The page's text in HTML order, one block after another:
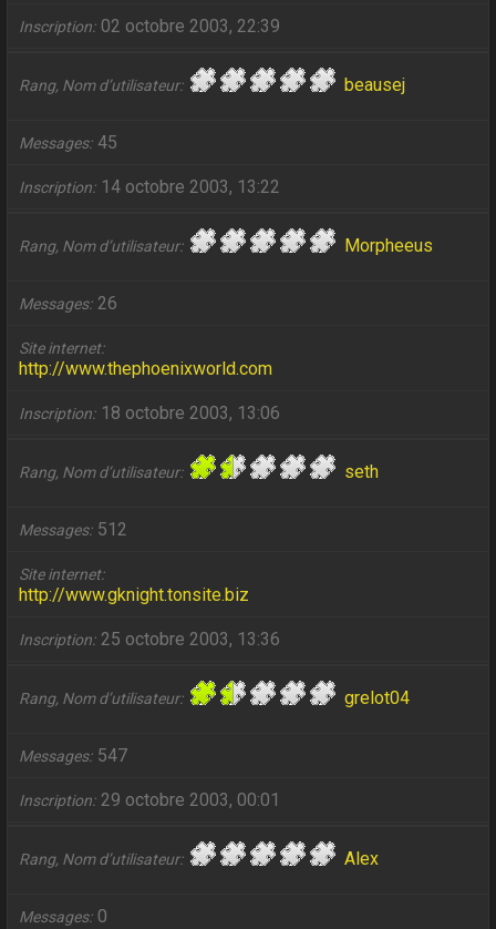
Inscription 02 octobre 2003, 22:39
Rang, Nom d’utilisateur beausej
Messages 45
Inscription 14 octobre 2003, 13:22
Rang, Nom d’utilisateur Morpheeus
Messages 26
Site internet
http://www.thephoenixworld.com
Inscription 18 octobre 2003, 13:06
Rang, Nom d’utilisateur seth
Messages 512
Site internet
http://www.gknight.tonsite.biz
Inscription 25 octobre 2003, 13:36
Rang, Nom d’utilisateur grelot04
Messages 547
Inscription 29 octobre 2003, 00:01
Rang, Nom d’utilisateur Alex
Messages 0